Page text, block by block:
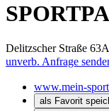
Delitzscher Straße 63A
unverb. Anfrage
www.mein-
als Favorit